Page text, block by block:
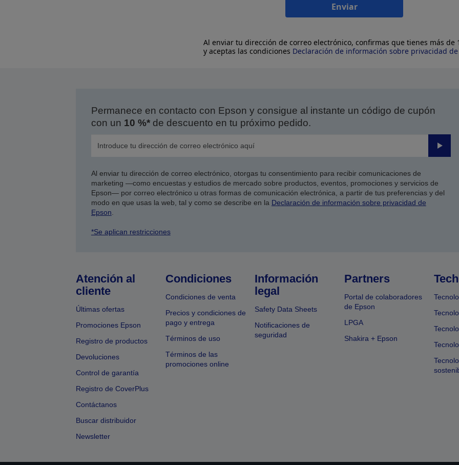
Enviar
Al enviar tu dirección de correo electrónico, confirmas que tienes más de
y aceptas las condiciones Declaración de información sobre privacidad de
Permanece en contacto con Epson y consigue al instante un código de cupón
con un 10 %*de descuento en tu próximo pedido.
Enviar
Al enviar tu dirección de correo electrónico, otorgas tu consentimiento para recibir comunicaciones de
marketing —como encuestas y estudios de mercado sobre productos, eventos, promociones y servicios de
Epson— por correo electrónico u otras formas de comunicación electrónica, a partir de tus preferencias y del
modo en que usas la web, tal y como se describe en la Declaración de información sobre privacidad de
Epson
*Se aplican restricciones
Atención al
cliente
Últimas ofertas
Promociones Epson
Registro de productos
Devoluciones
Control de garantía
Registro de CoverPlus
Contáctanos
Buscar distribuidor
Newsletter
Condiciones
Condiciones de venta
Precios y condiciones de
pago y entrega
Términos de uso
Términos de las
promociones online
Información
legal
Safety Data Sheets
Notificaciones de
seguridad
Partners
Portal de colaboradores
de Epson
LPGA
Shakira + Epson